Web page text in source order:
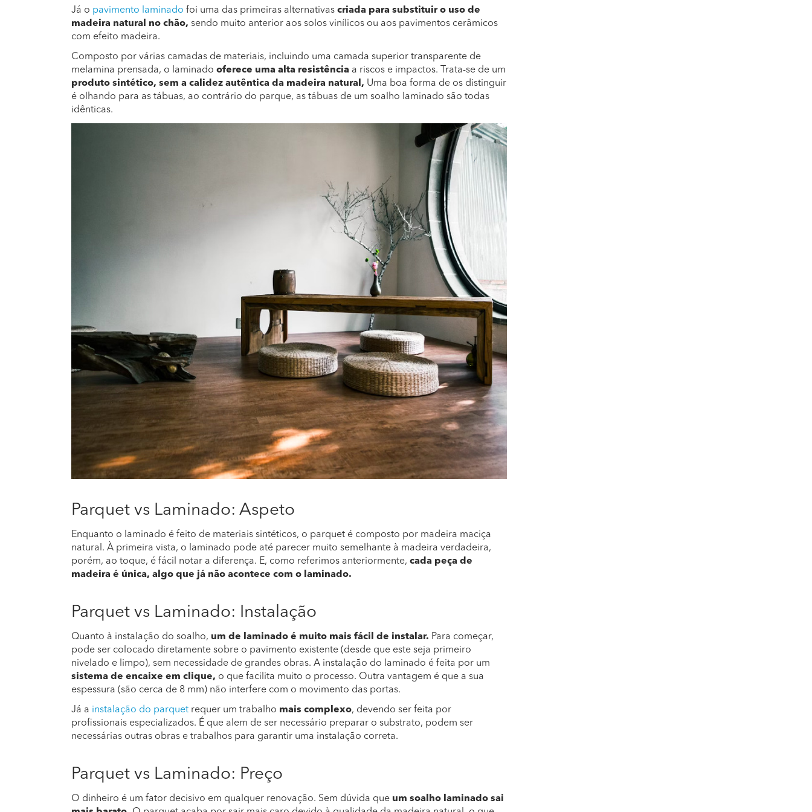
Já o pavimento laminado foi uma das primeiras alternativas criada para substituir o uso de
madeira natural no chão, sendo muito anterior aos solos vinílicos ou aos pavimentos cerâmicos
com efeito madeira.
Composto por várias camadas de materiais, incluindo uma camada superior transparente de
melamina prensada, o laminado oferece uma alta resistência a riscos e impactos. Trata-se de um
produto sintético, sem a calidez autêntica da madeira natural, Uma boa forma de os distinguir
é olhando para as tábuas, ao contrário do parque, as tábuas de um soalho laminado são todas
idênticas.
Parquet vs Laminado: Aspeto
Enquanto o laminado é feito de materiais sintéticos, o parquet é composto por madeira maciça
natural. À primeira vista, o laminado pode até parecer muito semelhante à madeira verdadeira,
porém, ao toque, é fácil notar a diferença. E, como referimos anteriormente, cada peça de
madeira é única, algo que já não acontece com o laminado.
Parquet vs Laminado: Instalação
Quanto à instalação do soalho, um de laminado é muito mais fácil de instalar. Para começar,
pode ser colocado diretamente sobre o pavimento existente (desde que este seja primeiro
nivelado e limpo), sem necessidade de grandes obras. A instalação do laminado é feita por um
sistema de encaixe em clique, o que facilita muito o processo. Outra vantagem é que a sua
espessura (são cerca de 8 mm) não interfere com o movimento das portas.
Já a instalação do parquet requer um trabalho mais complexo, devendo ser feita por
profissionais especializados. É que alem de ser necessário preparar o substrato, podem ser
necessárias outras obras e trabalhos para garantir uma instalação correta.
Parquet vs Laminado: Preço
O dinheiro é um fator decisivo em qualquer renovação. Sem dúvida que um soalho laminado sai